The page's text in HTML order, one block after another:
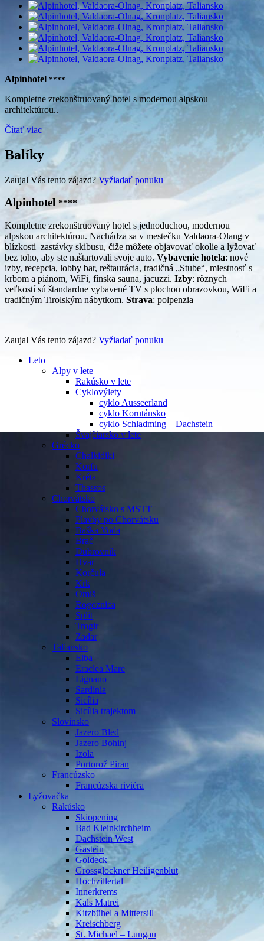
Alpinhotel ****
Kompletne zrekonštruovaný hotel s modernou alpskou
architektúrou..
Čítať viac
Balíky
Zaujal Vás tento zájazd?Vyžiadať ponuku
Alpinhotel ****
Kompletne zrekonštruovaný hotel s jednoduchou, modernou
alpskou architektúrou. Nachádza sa v mestečku Valdaora-Olang v
blízkosti zastávky skibusu, čiže môžete objavovať okolie a lyžovať
bez toho, aby ste naštartovali svoje auto. Vybavenie hotela: nové
izby, recepcia, lobby bar, reštaurácia, tradičná „Stube“, miestnosť s
krbom a piánom, WiFi, fínska sauna, jacuzzi. Izby: rôznych
veľkostí sú štandardne vybavené TV s plochou obrazovkou, WiFi a
tradičným Tirolským nábytkom. Strava: polpenzia
Zaujal Vás tento zájazd? Vyžiadať ponuku
Leto
Alpy v lete
Rakúsko v lete
Cyklovýlety
cyklo Ausseerland
cyklo Korutánsko
cyklo Schladming – Dachstein
Švajčiarsko v lete
Grécko
Chalkidiki
Korfu
Kréta
Thassos
Chorvátsko
Chorvátsko s MSTT
Plavby po Chorvátsku
Baška Voda
Brač
Dubrovnik
Hvar
Korčula
Krk
Omiš
Rogoznica
Split
Trogir
Zadar
Taliansko
Elba
Eraclea Mare
Lignano
Sardínia
Sicília
Sicília trajektom
Slovinsko
Jazero Bled
Jazero Bohinj
Izola
Portorož Piran
Francúzsko
Francúzska riviéra
Lyžovačka
Rakúsko
Skiopening
Bad Kleinkirchheim
Dachstein West
Gastein
Goldeck
Grossglockner Heiligenblut
Hochzillertal
Innerkrems
Kals Matrei
Kitzbühel a Mittersill
Kreischberg
St. Michael – Lungau